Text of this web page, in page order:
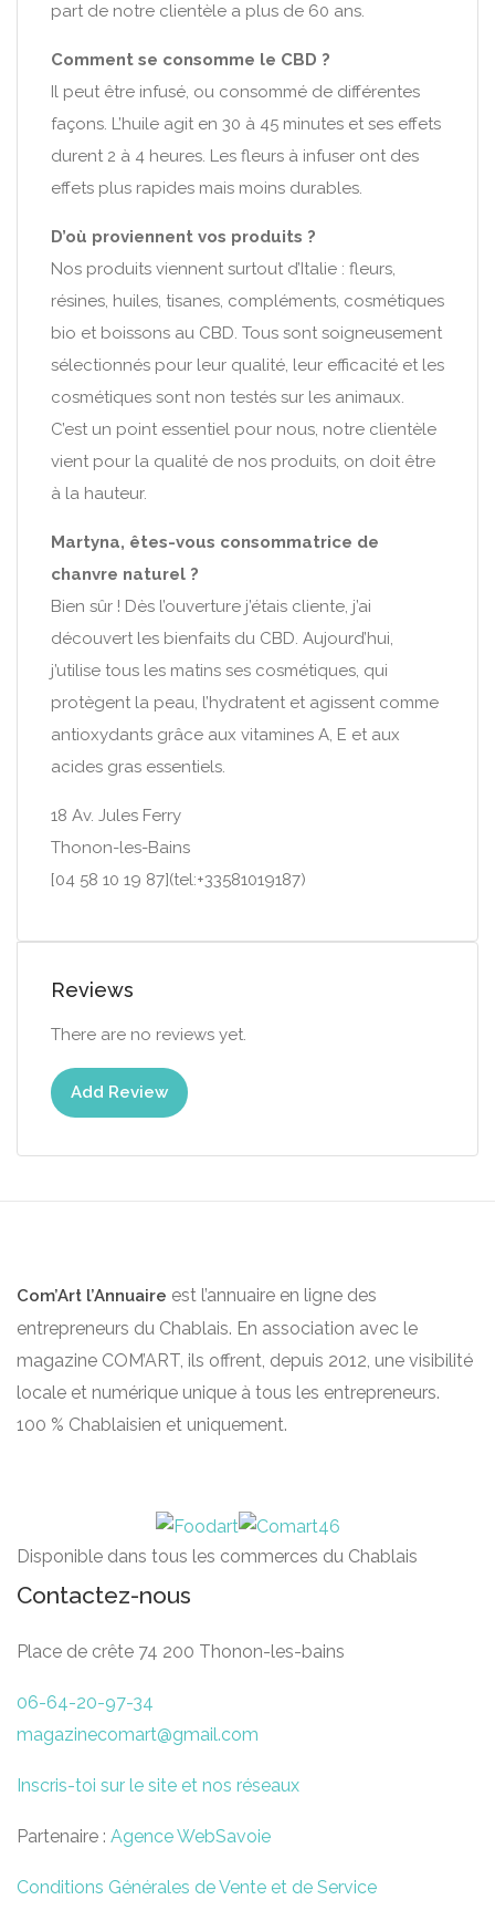
part de notre clientèle a plus de 60 ans.
Comment se consomme le CBD ?
Il peut être infusé, ou consommé de différentes
façons. L’huile agit en 30 à 45 minutes et ses effets
durent 2 à 4 heures. Les fleurs à infuser ont des
effets plus rapides mais moins durables.
D’où proviennent vos produits ?
Nos produits viennent surtout d’Italie : fleurs,
résines, huiles, tisanes, compléments, cosmétiques
bio et boissons au CBD. Tous sont soigneusement
sélectionnés pour leur qualité, leur efficacité et les
cosmétiques sont non testés sur les animaux.
C’est un point essentiel pour nous, notre clientèle
vient pour la qualité de nos produits, on doit être
à la hauteur.
Martyna, êtes-vous consommatrice de
chanvre naturel ?
Bien sûr ! Dès l’ouverture j’étais cliente, j’ai
découvert les bienfaits du CBD. Aujourd’hui,
j’utilise tous les matins ses cosmétiques, qui
protègent la peau, l’hydratent et agissent comme
antioxydants grâce aux vitamines A, E et aux
acides gras essentiels.
18 Av. Jules Ferry
Thonon-les-Bains
[04 58 10 19 87](tel:+33581019187)
Reviews
There are no reviews yet.
Add Review
Com’Art l’Annuaire est l’annuaire en ligne des
entrepreneurs du Chablais. En association avec le
magazine COM’ART, ils offrent, depuis 2012, une visibilité
locale et numérique unique à tous les entrepreneurs.
100 % Chablaisien et uniquement.
Disponible dans tous les commerces du Chablais
Contactez-nous
Place de crête 74 200 Thonon-les-bains
06-64-20-97-34
magazinecomart@gmail.com
Inscris-toi sur le site et nos réseaux
Partenaire : Agence WebSavoie
Conditions Générales de Vente et de Service